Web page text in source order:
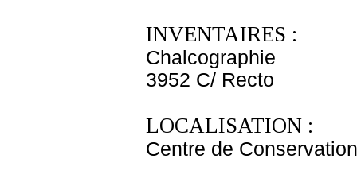
INVENTAIRES :
Chalcographie
3952 C/ Recto
LOCALISATION :
Centre de